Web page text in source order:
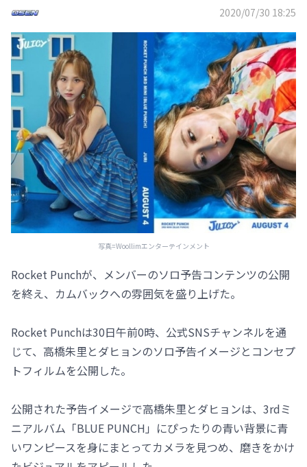
2020/07/30 18:25
写真=Woollimエンターテインメント
Rocket Punchが、メンバーのソロ予告コンテンツの公開
を終え、カムバックへの雰囲気を盛り上げた。
Rocket Punchは30日午前0時、公式SNSチャンネルを通
じて、高橋朱里とダヒョンのソロ予告イメージとコンセプ
トフィルムを公開した。
公開された予告イメージで高橋朱里とダヒョンは、3rdミ
ニアルバム「BLUE PUNCH」にぴったりの青い背景に青
いワンピースを身にまとってカメラを見つめ、磨きをかけ